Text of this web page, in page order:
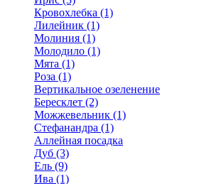
Кровохлебка (1)
Лилейник (1)
Молиния (1)
Молодило (1)
Мята (1)
Роза (1)
Вертикальное озеленение
Бересклет (2)
Можжевельник (1)
Стефанандра (1)
Аллейная посадка
Дуб (3)
Ель (9)
Ива (1)